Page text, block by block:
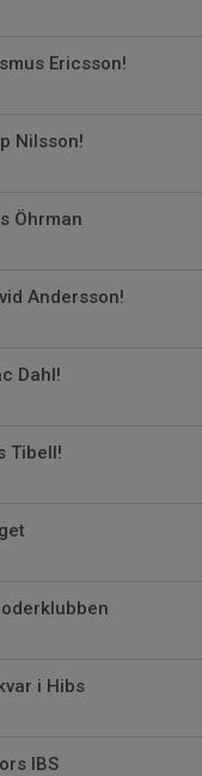
Ericsson!
Nilsson!
Öhrman
Andersson!
Dahl!
Tibell!
i Hibs
IBS